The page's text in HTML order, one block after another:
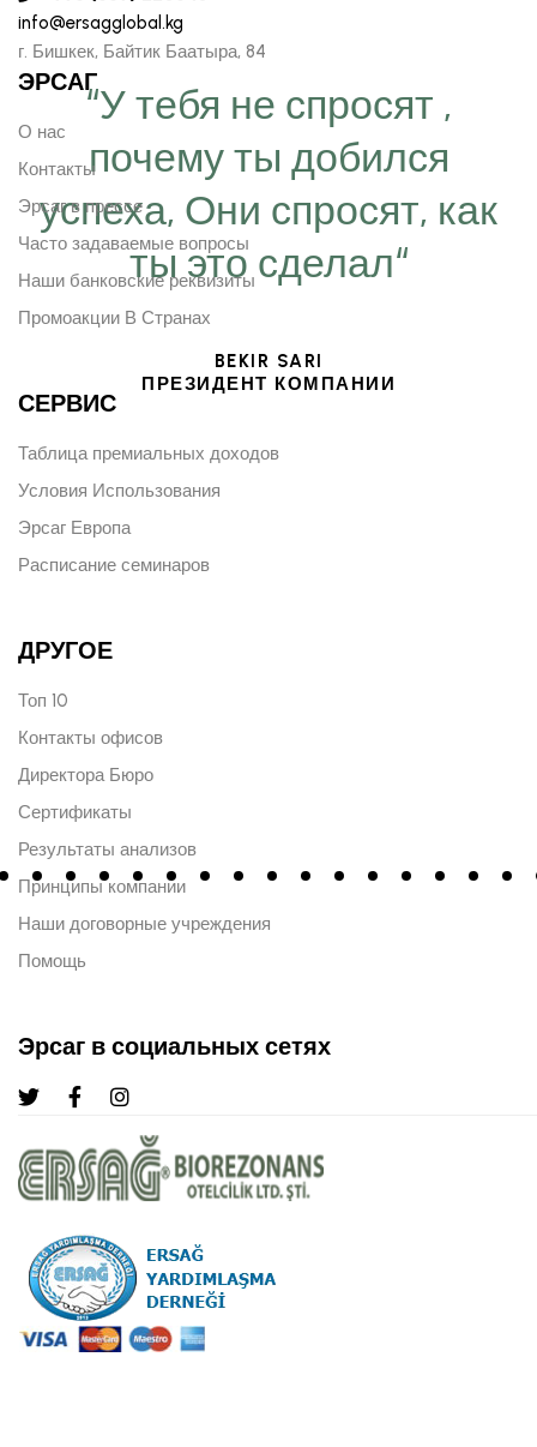
“У тебя не спросят ,
почему ты добился
успеха, Они спросят, как
ты это сделал“
BEKIR SARI
ПРЕЗИДЕНТ КОМПАНИИ
info@ersagglobal.kg
г. ​Бишкек, Байтик Баатыра, 84
ЭРСАГ
О нас
Контакты
Эрсаг в прессе
Часто задаваемые вопросы
Наши банковские реквизиты
Промоакции В Странах
СЕРВИС
Таблица премиальных доходов
Условия Использования
Эрсаг Европа
Расписание семинаров
ДРУГОЕ
Топ 10
Контакты офисов
Директора Бюро
Сертификаты
Результаты анализов
Принципы компании
Наши договорные учреждения
Помощь
Эрсаг в социальных сетях